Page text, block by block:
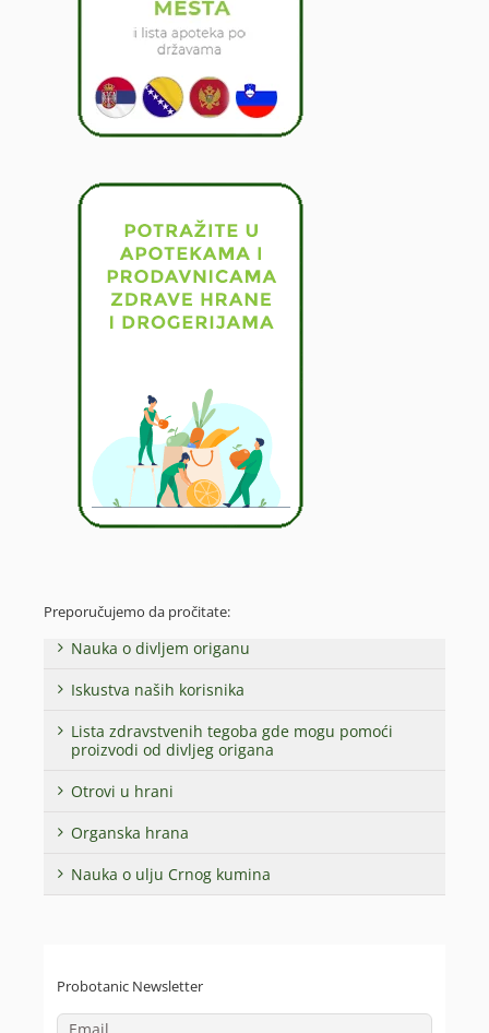
Preporučujemo da pročitate:
Nauka o divljem origanu
Iskustva naših korisnika
Lista zdravstvenih tegoba gde mogu pomoći
proizvodi od divljeg origana
Otrovi u hrani
Organska hrana
Nauka o ulju Crnog kumina
Probotanic Newsletter